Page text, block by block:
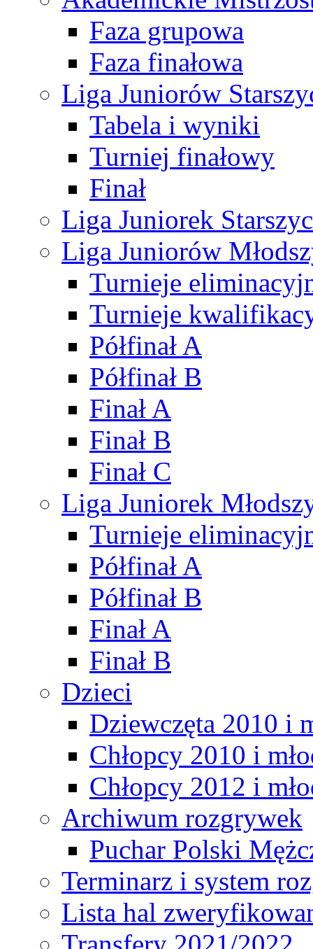
Faza grupowa
Faza finałowa
Liga Juniorów
Tabela i wyniki
Turniej finałowy
Finał
Liga Juniorek
Liga Juniorów
Turnieje
Turnieje
Półfinał A
Półfinał B
Finał A
Finał B
Finał C
Liga Juniorek
Turnieje
Półfinał A
Półfinał B
Finał A
Finał B
Dzieci
Dziewczęta 2010 i
Chłopcy 2010 i
Chłopcy 2012 i
Archiwum rozgrywek
Puchar Polski
Terminarz i system
Lista hal